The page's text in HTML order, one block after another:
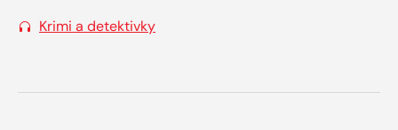
Krimi a detektivky